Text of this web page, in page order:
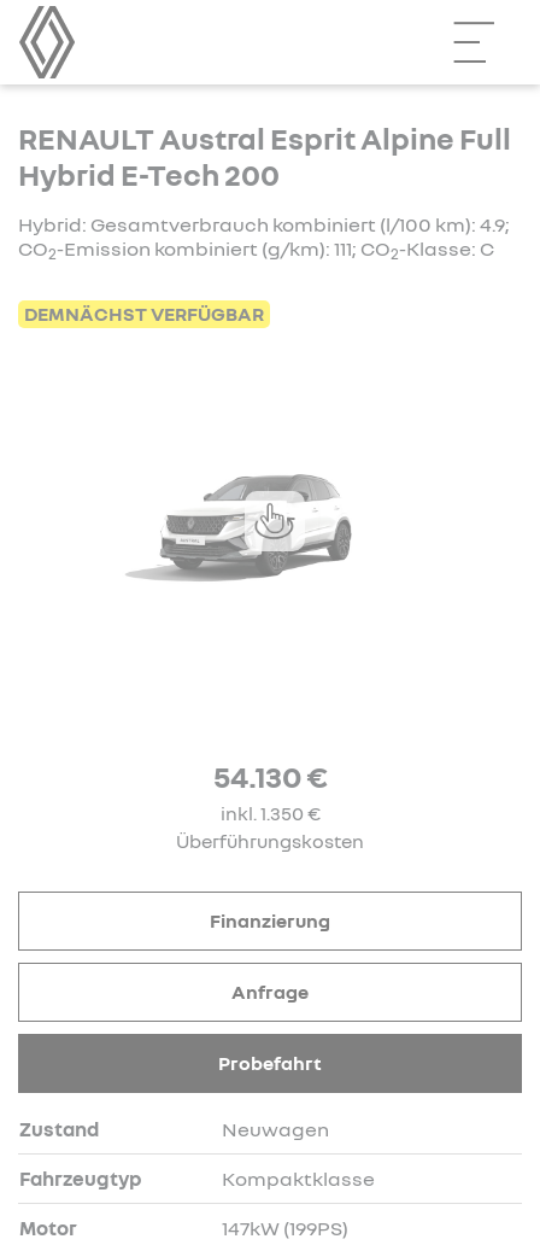
RENAULT Austral Esprit Alpine Full
Hybrid E-Tech 200
Hybrid: Gesamtverbrauch kombiniert (l/100 km): 4.9;
CO2-Emission kombiniert (g/km): 111; CO2-Klasse: C
DEMNÄCHST VERFÜGBAR
54.130 €
inkl. 1.350 €
Überführungskosten
Zustand Neuwagen
Fahrzeugtyp Kompaktklasse
Motor 147kW (199PS)
Finanzierung
Anfrage
Probefahrt